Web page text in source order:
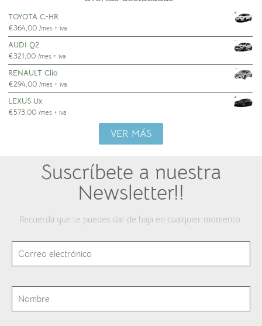
TOYOTA C-HR
€364,00 /mes + iva
AUDI Q2
€321,00 /mes + iva
RENAULT Clio
€294,00 /mes + iva
LEXUS Ux
€573,00 /mes + iva
VER MÁS
Suscríbete a nuestra
Newsletter!!
Recuerda que te puedes dar de baja en cualquier momento.